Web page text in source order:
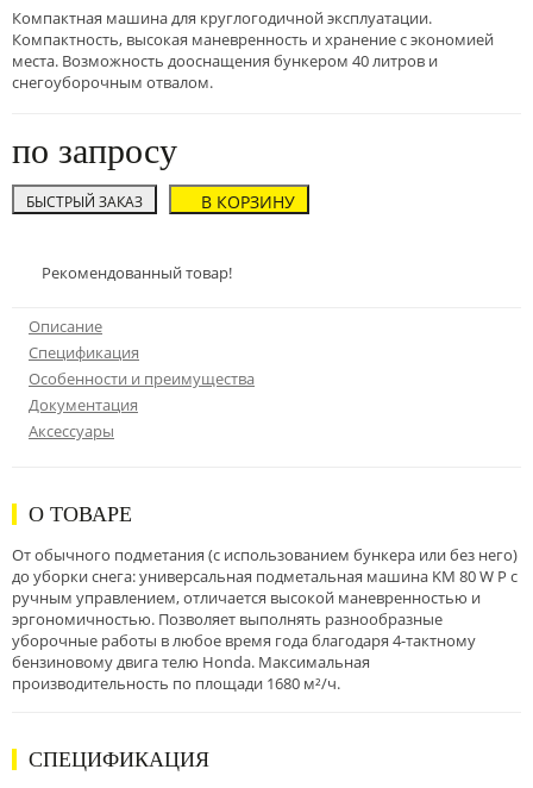
Компактная машина для круглогодичной эксплуатации.
Компактность, высокая маневренность и хранение с экономией
места. Возможность дооснащения бункером 40 литров и
снегоуборочным отвалом.
по запросу
БЫСТРЫЙ ЗАКАЗ В КОРЗИНУ
Рекомендованный товар!
Описание
Спецификация
Особенности и преимущества
Документация
Аксессуары
О ТОВАРЕ
От обычного подметания (с использованием бункера или без него)
до уборки снега: универсальная подметальная машина KM 80 W P с
ручным управлением, отличается высокой маневренностью и
эргономичностью. Позволяет выполнять разнообразные
уборочные работы в любое время года благодаря 4-тактному
бензиновому двига телю Honda. Максимальная
производительность по площади 1680 м²/ч.
СПЕЦИФИКАЦИЯ